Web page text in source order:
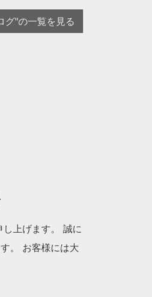
グ"の一覧を見る
上げます。 誠に
。 お客様には大